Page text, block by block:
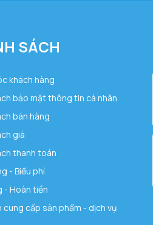
SÁCH
khách hàng
bảo mật thông tin cá nhân
bán hàng
giá
thanh toán
- Biểu phí
- Hoàn tiền
cung cấp sản phẩm - dịch vụ